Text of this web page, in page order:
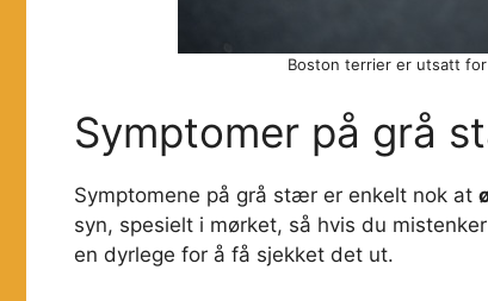
Boston terrier er utsatt
Symptomer på grå
Symptomene på grå stær er enkelt nok at
syn, spesielt i mørket, så hvis du
en dyrlege for å få sjekket det ut.